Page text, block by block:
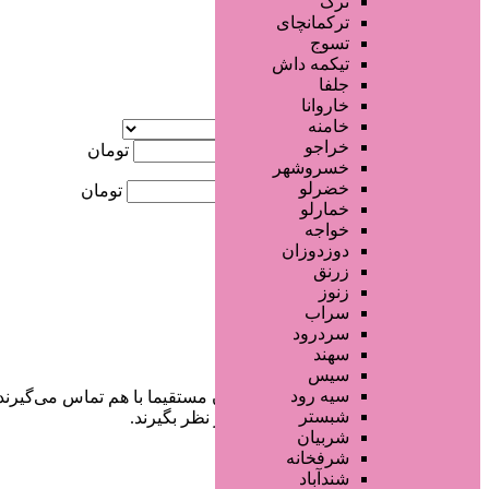
ترکمانچای
تسوج
تیکمه داش
جلفا
خاروانا
خامنه
خراجو
خسروشهر
خضرلو
خمارلو
خواجه
دوزدوزان
زرنق
زنوز
سراب
سردرود
سهند
سیس
سیه رود
شبستر
شربیان
شرفخانه
شندآباد
آگهی ویژه
کمترین قیمت
تومان
بیشترین قیمت تومان
در سایت تبلیغاتی مرکز زیبایی کاربران مستقیما با هم تماس
خودشان جنبه‌های مختلف امنیتی را در نظر بگیرند.